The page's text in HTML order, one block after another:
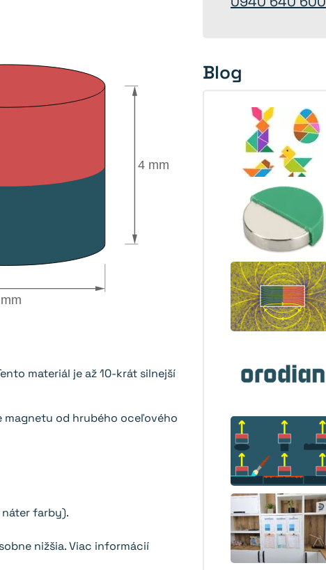
4 mm
materiál je až 10-krát silnejší
magnetu od hrubého oceľového
farby).
nižšia. Viac informácií
Blog